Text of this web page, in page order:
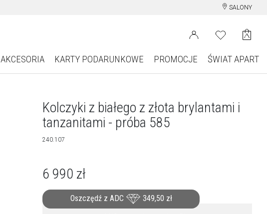
SALONY
AKCESORIA KARTY PODARUNKOWE PROMOCJE ŚWIAT APART
Kolczyki z białego z złota brylantami i
tanzanitami - próba 585
240.107
6 990 zł
Oszczędź z ADC 349,50 zł